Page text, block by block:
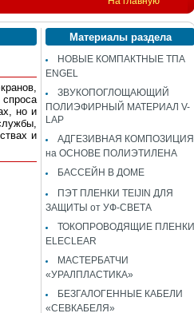
но и
и
Материалы раздела
НОВЫЕ КОМПАКТНЫЕ ТПА
ENGEL
ЗВУКОПОГЛОЩАЮЩИЙ
ПОЛИЭФИРНЫЙ МАТЕРИАЛ V-
LAP
АДГЕЗИВНАЯ КОМПОЗИЦИЯ
на ОСНОВЕ ПОЛИЭТИЛЕНА
БАССЕЙН В ДОМЕ
ПЭТ ПЛЕНКИ TEIJIN ДЛЯ
ЗАЩИТЫ от УФ-СВЕТА
ТОКОПРОВОДЯЩИЕ ПЛЕНКИ
ELECLEAR
МАСТЕРБАТЧИ
«УРАЛПЛАСТИКА»
БЕЗГАЛОГЕННЫЕ КАБЕЛИ
«СЕВКАБЕЛЯ»